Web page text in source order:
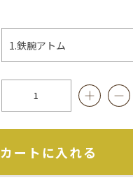
カートに入れる